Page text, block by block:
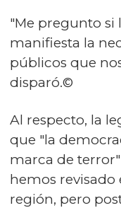
"Me pregunto si
manifiesta la
públicos que
disparó.©
Al respecto, la
que "la
marca de
hemos revisado
región, pero